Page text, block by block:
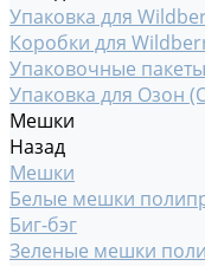
Упаковка для
Коробки для
Упаковочные
Упаковка для Озон
Мешки
Назад
Мешки
Белые мешки
Биг-бэг
Зеленые мешки